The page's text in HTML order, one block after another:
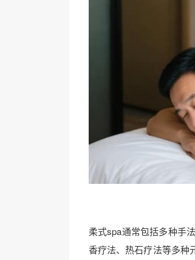
柔式spa通常包括多种手
香疗法、热石疗法等多种